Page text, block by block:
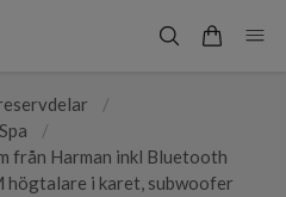
/
/
från Harman inkl Bluetooth
högtalare i karet, subwoofer